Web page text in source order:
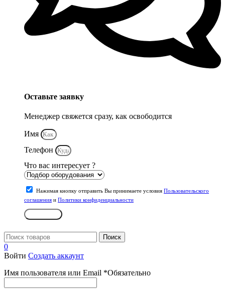
Оставьте заявку
Менеджер свяжется сразу, как освободится
Имя
Телефон
Что вас интересует ?
Нажимая кнопку отправить Вы принимаете условия Пользовательского
соглашения и Политики конфиденциальности
Поиск
0
Войти Создать аккаунт
Имя пользователя или Email *Обязательно